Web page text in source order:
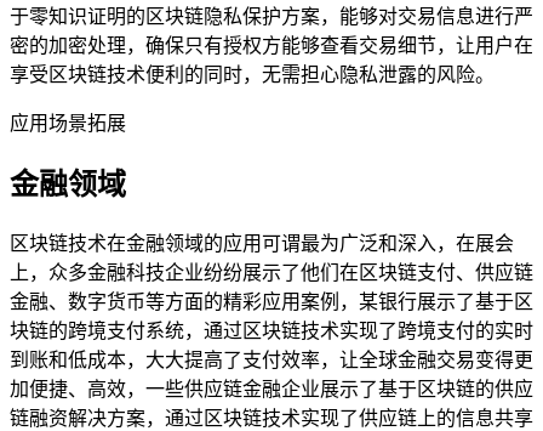
于零知识证明的区块链隐私保护方案，能够对交易信息进行严
密的加密处理，确保只有授权方能够查看交易细节，让用户在
享受区块链技术便利的同时，无需担心隐私泄露的风险。
应用场景拓展
金融领域
区块链技术在金融领域的应用可谓最为广泛和深入，在展会
上，众多金融科技企业纷纷展示了他们在区块链支付、供应链
金融、数字货币等方面的精彩应用案例，某银行展示了基于区
块链的跨境支付系统，通过区块链技术实现了跨境支付的实时
到账和低成本，大大提高了支付效率，让全球金融交易变得更
加便捷、高效，一些供应链金融企业展示了基于区块链的供应
链融资解决方案，通过区块链技术实现了供应链上的信息共享